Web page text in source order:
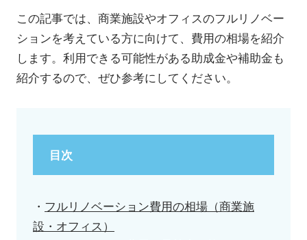
この記事では、商業施設やオフィスのフルリノベー
ションを考えている方に向けて、費用の相場を紹介
します。利用できる可能性がある助成金や補助金も
紹介するので、ぜひ参考にしてください。
目次
・ フルリノベーション費用の相場（商業施
設・オフィス）